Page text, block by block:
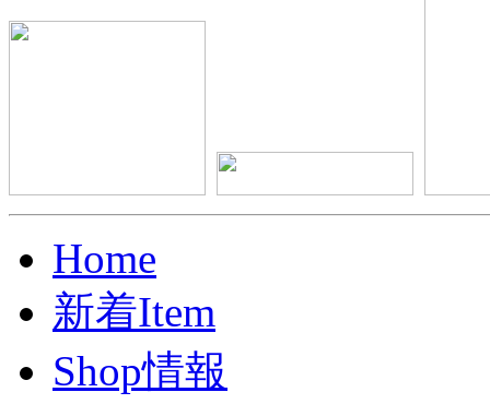
Home
新着Item
Shop情報